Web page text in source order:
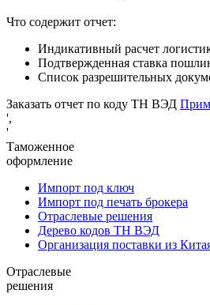
Что содержит отчет:
Индикативный расчет
Подтвержденная ставка
Список разрешительных
Заказать отчет по коду ТН ВЭД
',
'
Таможенное
оформление
Импорт под ключ
Импорт под печать брокера
Отраслевые решения
Дерево кодов ТН ВЭД
Организация поставки из
Отраслевые
решения